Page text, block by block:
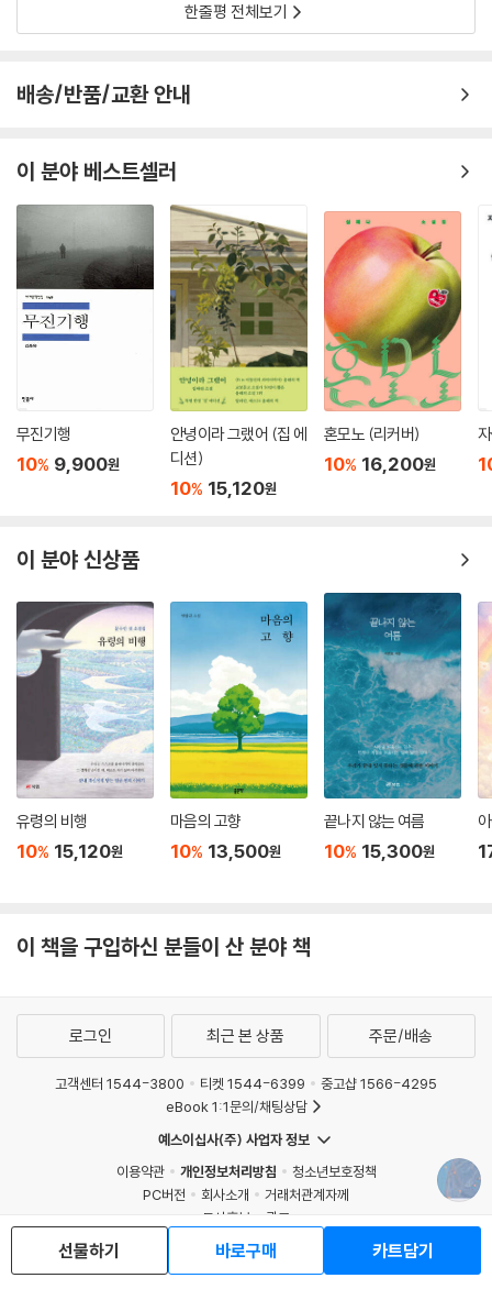
이혁진 『가장 완벽한 주행』
이문영 『루카스』
현찬양 『인현왕후의 회빙환을 위하여』
김성중 『두더지 인간』
김서해 『라비우와 링과』
듀 나 『바리』
한유리 『불멸의 인절미』
한정현 『사랑과 연합 0장』
위수정 『칠면조가 숨어 있어』
천희란 『작가의 말』
이주란 『그때는』
김보영 『헤픈 것이다』
이주혜 『중국 앵무새가 있는 방』
정대건 『부오니시모, 나폴리』
문보영 『어떤 새의 이름을 아는 슬픈 너』
금정연 『모두 일요일이야』
박이강 『잡 인터뷰』
김나현 『예감의 우주』
김화진 『개구리가 되고 싶어』
권김현영 『수신인도 발신인도 아닌 씨씨』
배명은 『계화의 여름』
이두온 『돈 안 쓰면 죽는 병』
김지연 『새해 연습』
조우리 『사서 고생』
예소연 『소란한 속삭임』
한줄평 전체보기
배송/반품/교환 안내
이 분야 베스트셀러
무진기행
10% 9,900원
안녕이라 그랬어 (집 에
디션)
10% 15,120원
혼모노 (리커버)
10% 16,200원
이 분야 신상품
유령의 비행
10% 15,120원
마음의 고향
10% 13,500원
끝나지 않는 여름
10% 15,300원
이 책을 구입하신 분들이 산 분야 책
선물하기 바로구매 카트담기
로그인 최근 본 상품 주문/배송
고객센터 1544-3800 티켓 1544-6399
중고샵 1566-4295
eBook 1:1문의/채팅상담
예스이십사(주) 사업자 정보
이용약관
개인정보처리방침
청소년보호정책
PC버전
회사소개
거래처관계자께
도서홍보
광고
Copyright © YES24 Corp. All Rights Reserved.
MATOM16